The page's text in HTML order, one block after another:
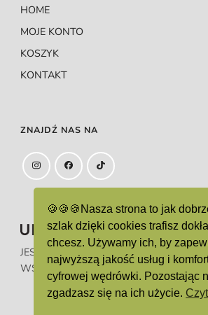
HOME
MOJE KONTO
KOSZYK
KONTAKT
ZNAJDŹ NAS NA
JEST ZAREJESTROWANYM ZNAKIEM
WSZELKIE PRAWA ZASTRZEŻONE.
🍪🍪🍪Nasza strona to jak
szlak dzięki cookies trafisz
chcesz. Używamy ich, by
najwyższą jakość usług i
cyfrowej wędrówki. Pozostając
zgadzasz się na ich użycie.